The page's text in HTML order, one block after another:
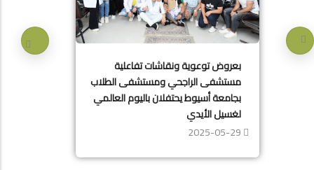
بعروض توعوية ونقاشات تفاعلية
مستشفى الراجحي ومستشفى الطلاب
بجامعة أسيوط يحتفلان باليوم العالمي
لغسيل الأيدي
2025-05-29